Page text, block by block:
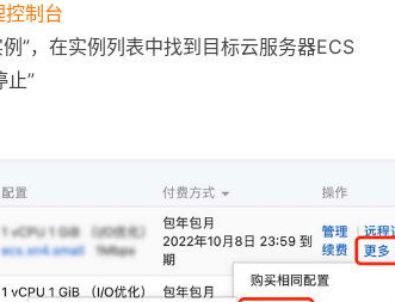
控制台
”，在实例列表中找到目标云服务器ECS
止”